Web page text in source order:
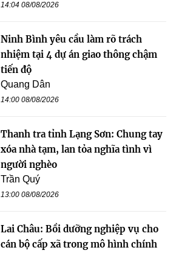
14:04 08/08/2026
Ninh Bình yêu cầu làm rõ trách
nhiệm tại 4 dự án giao thông chậm
tiến độ
Quang Dân
14:00 08/08/2026
Thanh tra tỉnh Lạng Sơn: Chung tay
xóa nhà tạm, lan tỏa nghĩa tình vì
người nghèo
Trần Quý
13:00 08/08/2026
Lai Châu: Bồi dưỡng nghiệp vụ cho
cán bộ cấp xã trong mô hình chính